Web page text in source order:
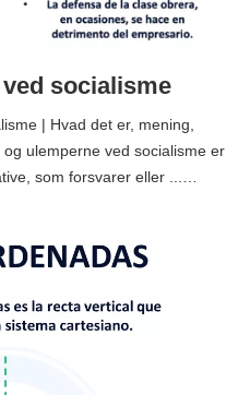
socialisme
| Hvad det er, mening,
ulemperne ved socialisme er
som forsvarer eller ...…